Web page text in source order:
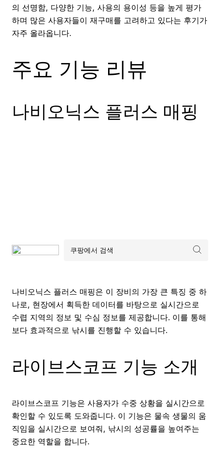
의 선명함, 다양한 기능, 사용의 용이성 등을 높게 평가
하며 많은 사용자들이 재구매를 고려하고 있다는 후기가
자주 올라옵니다.
주요 기능 리뷰
나비오닉스 플러스 매핑
나비오닉스 플러스 매핑은 이 장비의 가장 큰 특징 중 하
나로, 현장에서 획득한 데이터를 바탕으로 실시간으로
수렵 지역의 정보 및 수심 정보를 제공합니다. 이를 통해
보다 효과적으로 낚시를 진행할 수 있습니다.
라이브스코프 기능 소개
라이브스코프 기능은 사용자가 수중 상황을 실시간으로
확인할 수 있도록 도와줍니다. 이 기능은 물속 생물의 움
직임을 실시간으로 보여줘, 낚시의 성공률을 높여주는
중요한 역할을 합니다.